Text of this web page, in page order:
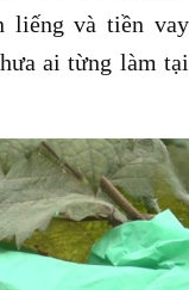
liếng và tiền vay
ai từng làm tại